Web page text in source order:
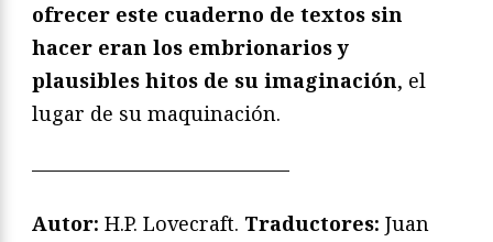
ofrecer este cuaderno de textos sin
hacer eran los embrionarios y
plausibles hitos de su imaginación, el
lugar de su maquinación.
—————————————
Autor: H.P. Lovecraft. Traductores: Juan